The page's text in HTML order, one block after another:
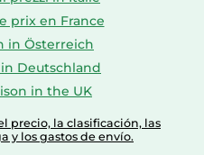
prix en France
in Österreich
Deutschland
in the UK
precio, la clasificación, las
y los gastos de envío.